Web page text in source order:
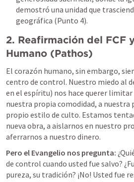
demostró una unidad que
geográfica (Punto 4).
2. Reafirmación del FCF
Humano (Pathos)
El corazón humano, sin embargo,
centro de control. Nuestro miedo al
en el espíritu) nos hace querer limitar
nuestra propia comodidad, a nuestra
propio estilo de culto. Estamos
nueva obra, a aislarnos en nuestro
aferrarnos a nuestro dinero.
Pero el Evangelio nos pregunta:
de control cuando usted fue salvo?
pureza, su tradición? ¡No! Usted fue